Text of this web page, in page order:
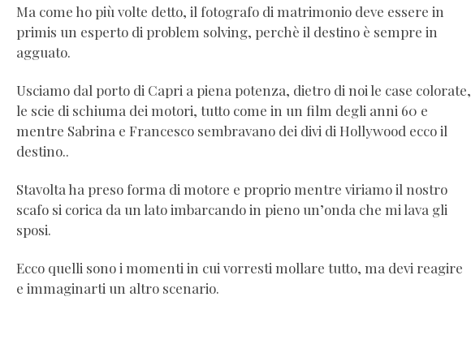
Ma come ho più volte detto, il fotografo di matrimonio deve essere in
primis un esperto di problem solving, perchè il destino è sempre in
agguato.
Usciamo dal porto di Capri a piena potenza, dietro di noi le case colorate,
le scie di schiuma dei motori, tutto come in un film degli anni 60 e
mentre Sabrina e Francesco sembravano dei divi di Hollywood ecco il
destino..
Stavolta ha preso forma di motore e proprio mentre viriamo il nostro
scafo si corica da un lato imbarcando in pieno un’onda che mi lava gli
sposi.
Ecco quelli sono i momenti in cui vorresti mollare tutto, ma devi reagire
e immaginarti un altro scenario.